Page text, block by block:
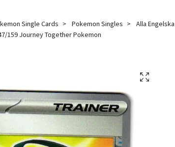
Single Cards Pokemon Singles Alla
159 Journey Together Pokemon